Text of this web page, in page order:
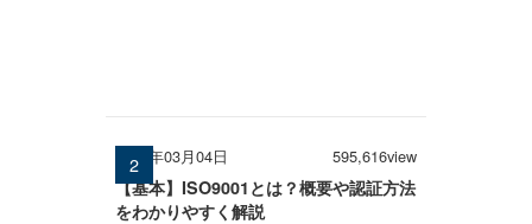
2026年03月04日 595,616view
【基本】ISO9001とは？概要や認証方法
をわかりやすく解説